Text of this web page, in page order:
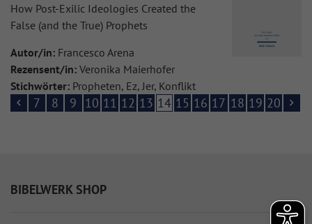
How Post-Exilic Ideologies Created the
False (and the True) Prophets
Autor/in: Francesco Arena
Rezensent/in: Veronika Maierhofer
Stichwörter: Propheten, Ez, Jer, Konflikt
7 8 9 10 11 12 13 14 15 16 17 18 19 20
BIBELWERK SHOP